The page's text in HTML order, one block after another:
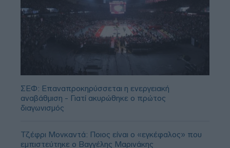
ΣΕΦ: Επαναπροκηρύσσεται η ενεργειακή
αναβάθμιση - Γιατί ακυρώθηκε ο πρώτος
διαγωνισμός
Τζέφρι Μονκαντά: Ποιος είναι ο «εγκέφαλος» που
εμπιστεύτηκε ο Βαγγέλης Μαρινάκης